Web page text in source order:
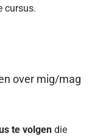
cursus.
over mig/mag
te volgen die